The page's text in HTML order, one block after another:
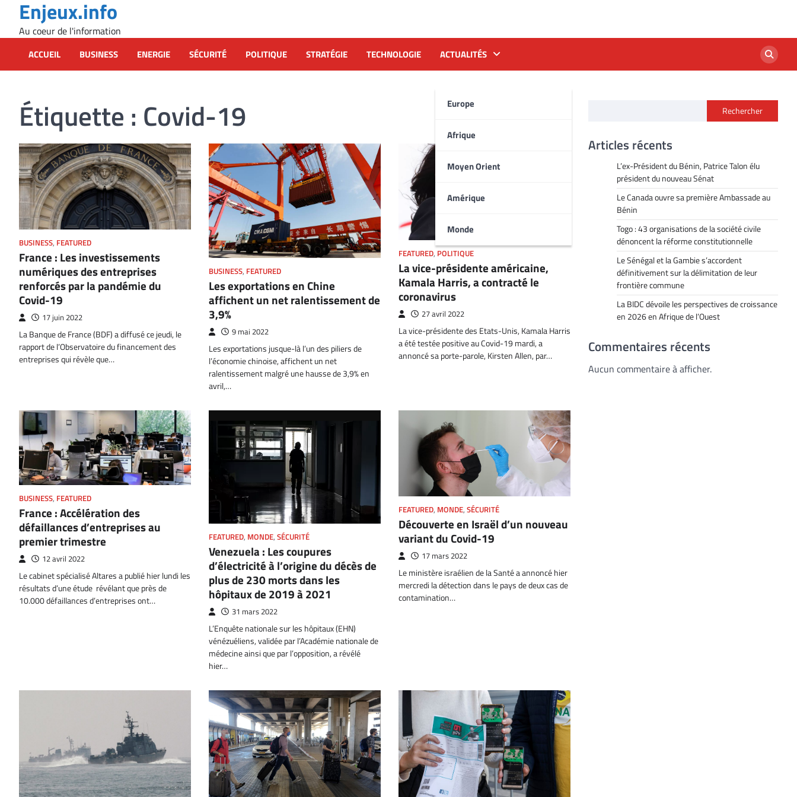
content
Enjeux.info
Au coeur de l'information
ACCUEIL BUSINESS ENERGIE SÉCURITÉ POLITIQUE STRATÉGIE TECHNOLOGIE ACTUALITÉS
Europe
Afrique
Moyen Orient
Amérique
Monde
Étiquette : Covid-19
BUSINESS, FEATURED
France : Les investissements
numériques des entreprises
renforcés par la pandémie du
Covid-19
17 juin 2022
La Banque de France (BDF) a diffusé ce jeudi, le
rapport de l’Observatoire du financement des
entreprises qui révèle que…
BUSINESS, FEATURED
Les exportations en Chine
affichent un net ralentissement de
3,9%
9 mai 2022
Les exportations jusque-là l’un des piliers de
l’économie chinoise, affichent un net
ralentissement malgré une hausse de 3,9% en
avril,…
FEATURED, POLITIQUE
La vice-présidente américaine,
Kamala Harris, a contracté le
coronavirus
27 avril 2022
La vice-présidente des Etats-Unis, Kamala Harris
a été testée positive au Covid-19 mardi, a
annoncé sa porte-parole, Kirsten Allen, par…
BUSINESS, FEATURED
France : Accélération des
défaillances d’entreprises au
premier trimestre
12 avril 2022
Le cabinet spécialisé Altares a publié hier lundi les
résultats d’une étude révélant que près de
10.000 défaillances d’entreprises ont…
FEATURED, MONDE, SÉCURITÉ
Venezuela : Les coupures
d’électricité à l’origine du décès de
plus de 230 morts dans les
hôpitaux de 2019 à 2021
31 mars 2022
L’Enquête nationale sur les hôpitaux (EHN)
vénézuéliens, validée par l’Académie nationale de
médecine ainsi que par l’opposition, a révélé
hier…
FEATURED, MONDE, SÉCURITÉ
Découverte en Israël d’un nouveau
variant du Covid-19
17 mars 2022
Le ministère israélien de la Santé a annoncé hier
mercredi la détection dans le pays de deux cas de
contamination…
Rechercher
Articles récents
L’ex-Président du Bénin, Patrice Talon élu
président du nouveau Sénat
Le Canada ouvre sa première Ambassade au
Bénin
Togo : 43 organisations de la société civile
dénoncent la réforme constitutionnelle
Le Sénégal et la Gambie s’accordent
définitivement sur la délimitation de leur
frontière commune
La BIDC dévoile les perspectives de croissance
en 2026 en Afrique de l’Ouest
Commentaires récents
Aucun commentaire à afficher.